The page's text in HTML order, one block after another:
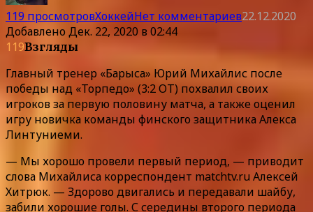
119 просмотровХоккейНет комментариев22.12.2020
Добавлено Дек. 22, 2020 в 02:44
119Взгляды
Главный тренер «Барыса» Юрий Михайлис после
победы над «Торпедо» (3:2 ОТ) похвалил своих
игроков за первую половину матча, а также оценил
игру новичка команды финского защитника Алекса
Линтуниеми.
— Мы хорошо провели первый период, — приводит
слова Михайлиса корреспондент matchtv.ru Алексей
Хитрюк. — Здорово двигались и передавали шайбу,
забили хорошие голы. С середины второго периода